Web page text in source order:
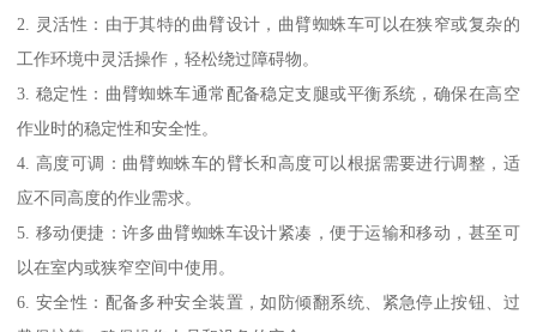
2. 灵活性：由于其特的曲臂设计，曲臂蜘蛛车可以在狭窄或复杂的
工作环境中灵活操作，轻松绕过障碍物。
3. 稳定性：曲臂蜘蛛车通常配备稳定支腿或平衡系统，确保在高空
作业时的稳定性和安全性。
4. 高度可调：曲臂蜘蛛车的臂长和高度可以根据需要进行调整，适
应不同高度的作业需求。
5. 移动便捷：许多曲臂蜘蛛车设计紧凑，便于运输和移动，甚至可
以在室内或狭窄空间中使用。
6. 安全性：配备多种安全装置，如防倾翻系统、紧急停止按钮、过